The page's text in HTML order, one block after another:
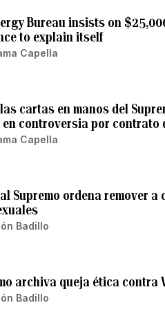
Bureau insists on
to explain itself
Capella
cartas en manos del
controversia por contrato
Capella
Supremo ordena remover
Badillo
archiva queja ética contra
Badillo